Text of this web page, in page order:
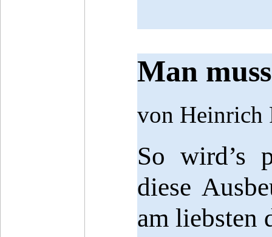
Man
von Heinrich
So wird’s
diese
am liebsten